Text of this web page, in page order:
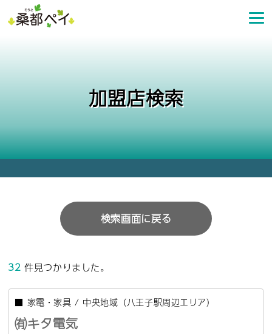
ン
プ
加盟店検索
検索画面に戻る
32 件見つかりました。
■ 家電・家具 / 中央地域（八王子駅周辺エリア）
㈲キタ電気